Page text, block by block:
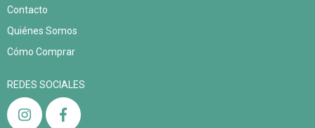
Contacto
Quiénes Somos
Cómo Comprar
REDES SOCIALES